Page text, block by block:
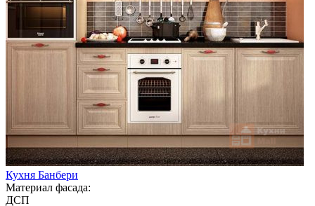
Кухня Банбери
Материал фасада:
ДСП